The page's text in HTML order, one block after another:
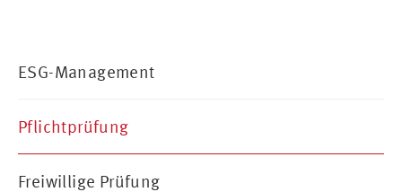
ESG-Management
Pflichtprüfung
Freiwillige Prüfung